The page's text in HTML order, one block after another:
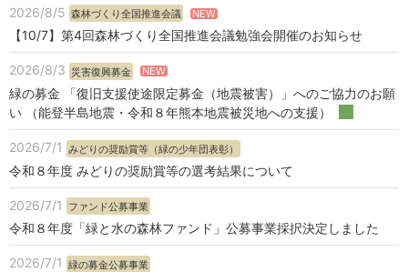
2026/8/5 森林づくり全国推進会議 NEW
【10/7】第4回森林づくり全国推進会議勉強会開催のお知らせ
2026/8/3 災害復興募金 NEW
緑の募金 「復旧支援使途限定募金（地震被害）」へのご協力のお願
い （能登半島地震・令和８年熊本地震被災地への支援）
2026/7/1 みどりの奨励賞等（緑の少年団表彰）
令和８年度 みどりの奨励賞等の選考結果について
2026/7/1 ファンド公募事業
令和８年度「緑と水の森林ファンド」公募事業採択決定しました
2026/7/1 緑の募金公募事業